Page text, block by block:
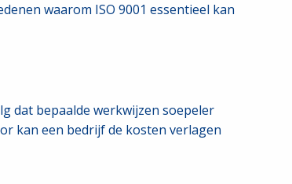
waarom ISO 9001 essentieel kan
dat bepaalde werkwijzen soepeler
kan een bedrijf de kosten verlagen